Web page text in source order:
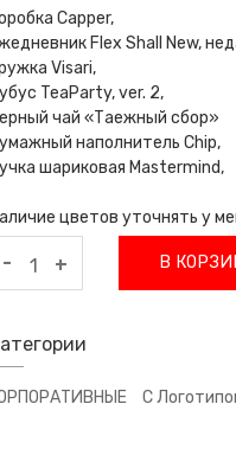
Capper,
Flex Shall New,
Visari,
TeaParty, ver. 2,
чай «Таежный сбор»
наполнитель Chip,
шариковая Mastermind,
цветов уточнять у
- + В
С